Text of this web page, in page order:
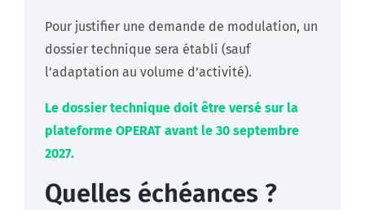
Pour justifier une demande de modulation, un
dossier technique sera établi (sauf
l’adaptation au volume d’activité).
Le dossier technique doit être versé sur la
plateforme OPERAT avant le 30 septembre
2027.
Quelles échéances ?